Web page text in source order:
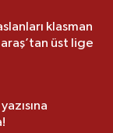
klasman
üst lige